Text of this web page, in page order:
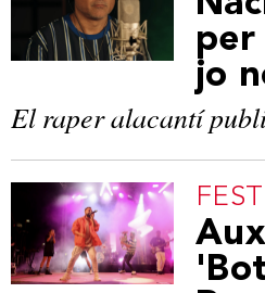
per
jo
El raper alacantí